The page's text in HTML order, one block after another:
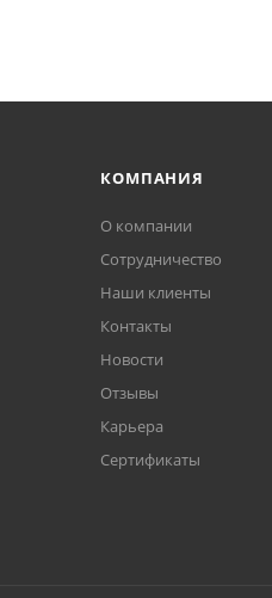
КОМПАНИЯ
О компании
Сотрудничество
Наши клиенты
Контакты
Новости
Отзывы
Карьера
Сертификаты